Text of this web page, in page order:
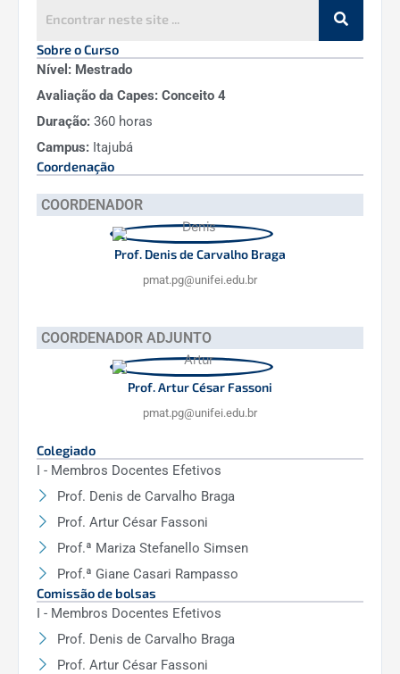
PLANO DE DISSERTAÇÃO 06 (1h)
PLANO DE DISSERTAÇÃO 07 (1h)
PROFLINPMAT - PROFICIÊNCIA EM LÍNGUA
ESTRANGEIRA (0h)
45H (1h)
Sobre o Curso
Nível: Mestrado
Avaliação da Capes: Conceito 4
Duração: 360 horas
Campus: Itajubá
Coordenação
COORDENADOR
Prof. Denis de Carvalho Braga
pmat.pg@unifei.edu.br
COORDENADOR ADJUNTO
Prof. Artur César Fassoni
pmat.pg@unifei.edu.br
Colegiado
I - Membros Docentes Efetivos
Prof. Denis de Carvalho Braga
Prof. Artur César Fassoni
Prof.ª Mariza Stefanello Simsen
Prof.ª Giane Casari Rampasso
Comissão de bolsas
I - Membros Docentes Efetivos
Prof. Denis de Carvalho Braga
Prof. Artur César Fassoni